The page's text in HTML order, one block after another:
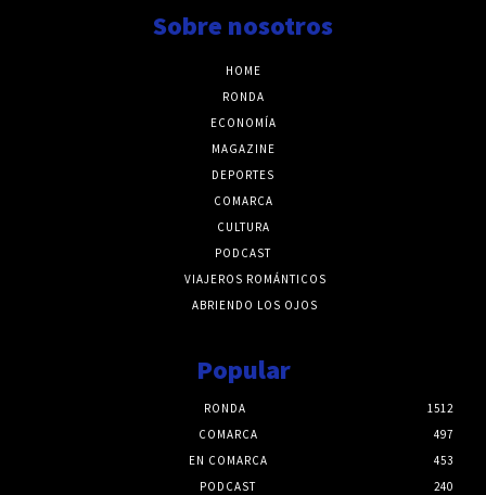
Sobre nosotros
HOME
RONDA
ECONOMÍA
MAGAZINE
DEPORTES
COMARCA
CULTURA
PODCAST
VIAJEROS ROMÁNTICOS
ABRIENDO LOS OJOS
Popular
RONDA
1512
COMARCA
497
EN COMARCA
453
PODCAST
240